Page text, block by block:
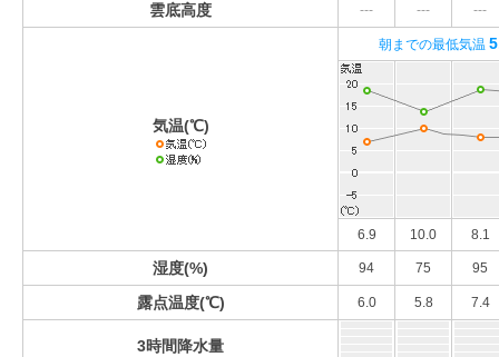
雲底高度 --- --- ---
気温(℃)
朝までの最低気温
6.9 10.0 8.1
湿度(%) 94 75 95
露点温度(℃) 6.0 5.8 7.4
3時間降水量